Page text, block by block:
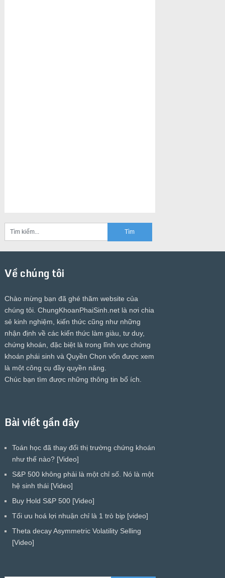
Về chúng tôi
Chào mừng bạn đã ghé thăm website của
chúng tôi. ChungKhoanPhaiSinh.netlà nơi chia
sẻ kinh nghiệm, kiến thức cũng như những
nhận định về các kiến thức làm giàu, tư duy,
chứng khoán, đặc biệt là trong lĩnh vực chứng
khoán phái sinh và Quyền Chọn vốn được xem
là một công cụ đầy quyền năng.
Chúc bạn tìm được những thông tin bổ ích.
Bài viết gần đây
Toán học đã thay đổi thị trường chứng khoán
như thế nào? [Video]
S&P 500 không phải là một chỉ số. Nó là một
hệ sinh thái [Video]
Buy Hold S&P 500 [Video]
Tối ưu hoá lợi nhuận chỉ là 1 trò bịp [video]
Theta decay Asymmetric Volatility Selling
[Video]